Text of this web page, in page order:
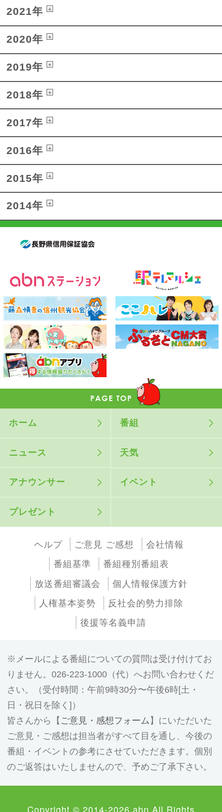
2021年
2020年
2019年
2018年
2017年
2016年
2015年
2014年
ホーム 番組
ニュース 天気
アナウンサー イベント
プレゼント
ヘルプ ご意見 ご感想
会社情報
番組基準
番組種別番組表
放送番組審議会
個人情報保護方針
人権基本姿勢
反社会的勢力排除
後援等名義申請
メールによる番組についての質問は受け付けてお
りません。026-223-1000（代）へお問い合わせくだ
さい。（受付時間：午前9時30分〜午後6時[土・
日・祝日を除く]）
皆さんから【 ご意見・感想フォーム 】にいただいた
ご意見・ご感想は担当者がすべて目を通し、今後の
番組・イベントの参考にさせていただきます。個別
のご返答はいたしませんので、予めご了承下さい。
Copyright © 2014-2026 abn All Rights